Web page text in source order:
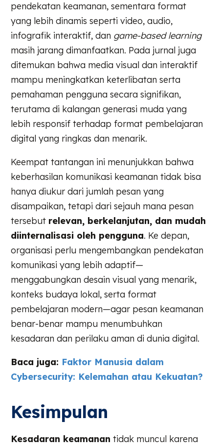
pendekatan keamanan, sementara format
yang lebih dinamis seperti video, audio,
infografik interaktif, dan game-based learning
masih jarang dimanfaatkan. Pada jurnal juga
ditemukan bahwa media visual dan interaktif
mampu meningkatkan keterlibatan serta
pemahaman pengguna secara signifikan,
terutama di kalangan generasi muda yang
lebih responsif terhadap format pembelajaran
digital yang ringkas dan menarik.
Keempat tantangan ini menunjukkan bahwa
keberhasilan komunikasi keamanan tidak bisa
hanya diukur dari jumlah pesan yang
disampaikan, tetapi dari sejauh mana pesan
tersebut relevan, berkelanjutan, dan mudah
diinternalisasi oleh pengguna. Ke depan,
organisasi perlu mengembangkan pendekatan
komunikasi yang lebih adaptif—
menggabungkan desain visual yang menarik,
konteks budaya lokal, serta format
pembelajaran modern—agar pesan keamanan
benar-benar mampu menumbuhkan
kesadaran dan perilaku aman di dunia digital.
Baca juga: Faktor Manusia dalam
Cybersecurity: Kelemahan atau Kekuatan?
Kesimpulan
Kesadaran keamanan tidak muncul karena